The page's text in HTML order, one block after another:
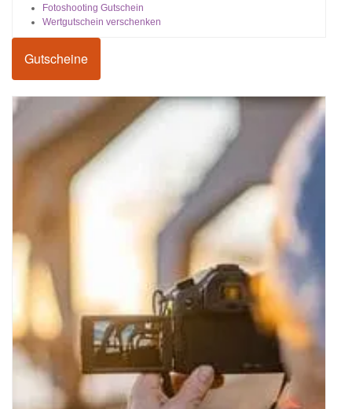
Fotoshooting Gutschein
Wertgutschein verschenken
Gutscheine